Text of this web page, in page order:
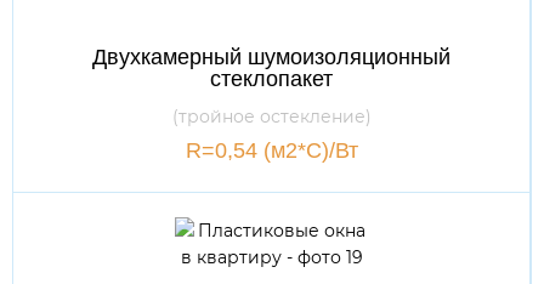
Двухкамерный шумоизоляционный
стеклопакет
(тройное остекление)
R=0,54 (м2*С)/Вт